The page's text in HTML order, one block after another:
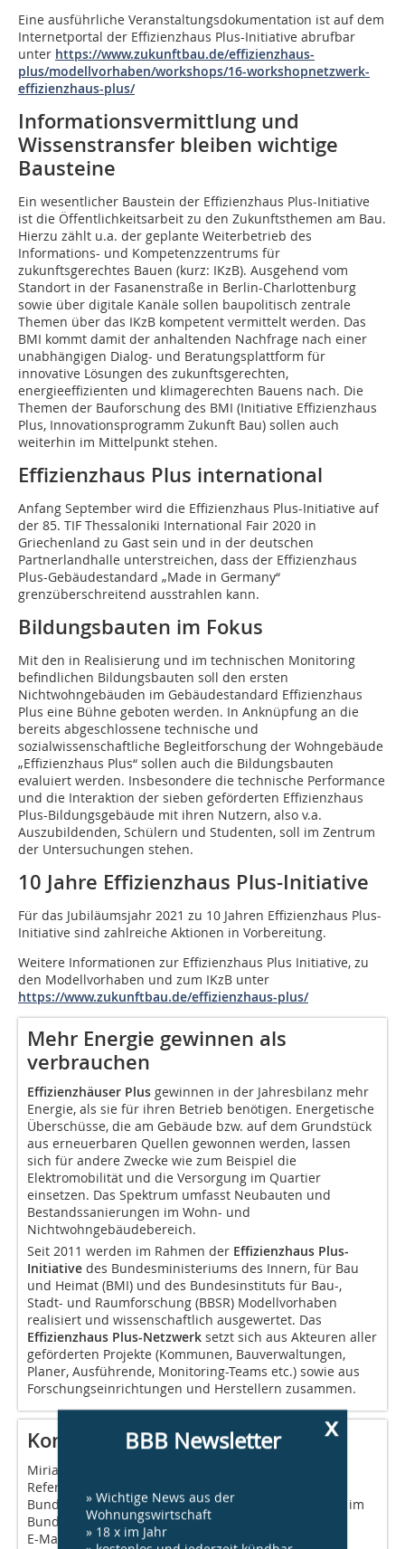
Eine ausführliche Veranstaltungsdokumentation ist auf dem
Internetportal der Effizienzhaus Plus-Initiative abrufbar
unter https://www.zukunftbau.de/effizienzhaus-
plus/modellvorhaben/workshops/16-workshopnetzwerk-
effizienzhaus-plus/
Informationsvermittlung und
Wissenstransfer bleiben wichtige
Bausteine
Ein wesentlicher Baustein der Effizienzhaus Plus-Initiative
ist die Öffentlichkeitsarbeit zu den Zukunftsthemen am Bau.
Hierzu zählt u.a. der geplante Weiterbetrieb des
Informations- und Kompetenzzentrums für
zukunftsgerechtes Bauen (kurz: IKzB). Ausgehend vom
Standort in der Fasanenstraße in Berlin-Charlottenburg
sowie über digitale Kanäle sollen baupolitisch zentrale
Themen über das IKzB kompetent vermittelt werden. Das
BMI kommt damit der anhaltenden Nachfrage nach einer
unabhängigen Dialog- und Beratungsplattform für
innovative Lösungen des zukunftsgerechten,
energieeffizienten und klimagerechten Bauens nach. Die
Themen der Bauforschung des BMI (Initiative Effizienzhaus
Plus, Innovationsprogramm Zukunft Bau) sollen auch
weiterhin im Mittelpunkt stehen.
Effizienzhaus Plus international
Anfang September wird die Effizienzhaus Plus-Initiative auf
der 85. TIF Thessaloniki International Fair 2020 in
Griechenland zu Gast sein und in der deutschen
Partnerlandhalle unterstreichen, dass der Effizienzhaus
Plus-Gebäudestandard „Made in Germany“
grenzüberschreitend ausstrahlen kann.
Bildungsbauten im Fokus
Mit den in Realisierung und im technischen Monitoring
befindlichen Bildungsbauten soll den ersten
Nichtwohngebäuden im Gebäudestandard Effizienzhaus
Plus eine Bühne geboten werden. In Anknüpfung an die
bereits abgeschlossene technische und
sozialwissenschaftliche Begleitforschung der Wohngebäude
„Effizienzhaus Plus“ sollen auch die Bildungsbauten
evaluiert werden. Insbesondere die technische Performance
und die Interaktion der sieben geförderten Effizienzhaus
Plus-Bildungsgebäude mit ihren Nutzern, also v.a.
Auszubildenden, Schülern und Studenten, soll im Zentrum
der Untersuchungen stehen.
10 Jahre Effizienzhaus Plus-Initiative
Für das Jubiläumsjahr 2021 zu 10 Jahren Effizienzhaus Plus-
Initiative sind zahlreiche Aktionen in Vorbereitung.
Weitere Informationen zur Effizienzhaus Plus Initiative, zu
den Modellvorhaben und zum IKzB unter
https://www.zukunftbau.de/effizienzhaus-plus/
Mehr Energie gewinnen als
verbrauchen
Effizienzhäuser Plus gewinnen in der Jahresbilanz mehr
Energie, als sie für ihren Betrieb benötigen. Energetische
Überschüsse, die am Gebäude bzw. auf dem Grundstück
aus erneuerbaren Quellen gewonnen werden, lassen
sich für andere Zwecke wie zum Beispiel die
Elektromobilität und die Versorgung im Quartier
einsetzen. Das Spektrum umfasst Neubauten und
Bestandssanierungen im Wohn- und
Nichtwohngebäudebereich.
Seit 2011 werden im Rahmen der Effizienzhaus Plus-
Initiative des Bundesministeriums des Innern, für Bau
und Heimat (BMI) und des Bundesinstituts für Bau-,
Stadt- und Raumforschung (BBSR) Modellvorhaben
realisiert und wissenschaftlich ausgewertet. Das
Effizienzhaus Plus-Netzwerk setzt sich aus Akteuren aller
geförderten Projekte (Kommunen, Bauverwaltungen,
Planer, Ausführende, Monitoring-Teams etc.) sowie aus
Forschungseinrichtungen und Herstellern zusammen.
Kontakt
Miriam Hohfeld
Referat II 2 Energieeinsparung, Klimaschutz
Bundesinstitut für Bau-, Stadt- und Raum-forschung im
Bundesamt für Bauwesen und Raumordnung
E-Mail:
effizienzhausplus@bbr.bund.de
x
BBB Newsletter
» Wichtige News aus der
Wohnungswirtschaft
» 18 x im Jahr